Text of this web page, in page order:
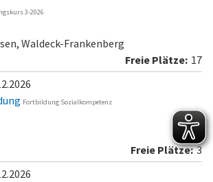
3-2026
Waldeck-Frankenberg
17
Fortbildung Sozialkompetenz
3